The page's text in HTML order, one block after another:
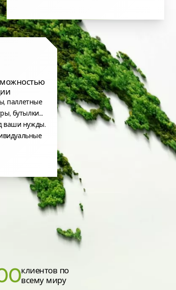
паллетные
бутылки…
ваши нужды.
клиентов по
всему миру